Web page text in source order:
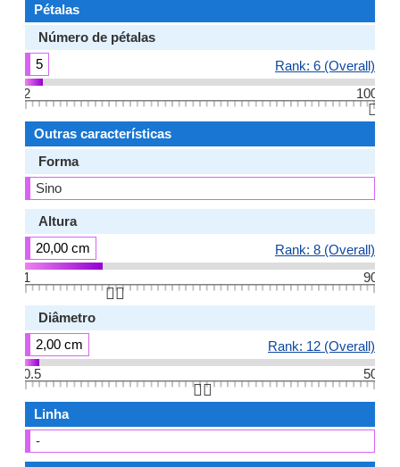
Pétalas
Número de pétalas
5
Rank: 6 (Overall)
2
100
👆🏻
Outras características
Forma
Sino
Altura
20,00 cm
Rank: 8 (Overall)
1
90
👆🏻
Diâmetro
2,00 cm
Rank: 12 (Overall)
0.5
50
👆🏻
Linha
-